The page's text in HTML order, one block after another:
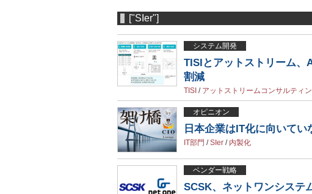
["SIer"]
システム開発
TISIとアットストリーム、
割減
TISI / アットストリームコンサルティ
オピニオン
日本企業はIT化に向いてい
IT部門 /SIer / 内製化
ベンダー戦略
SCSK、ネットワンシステ